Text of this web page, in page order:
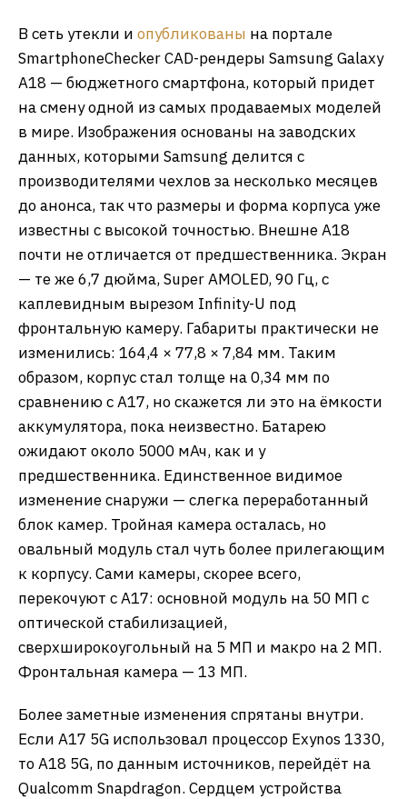
В сеть утекли и опубликованы на портале
SmartphoneChecker CAD-рендеры Samsung Galaxy
A18 — бюджетного смартфона, который придет
на смену одной из самых продаваемых моделей
в мире. Изображения основаны на заводских
данных, которыми Samsung делится с
производителями чехлов за несколько месяцев
до анонса, так что размеры и форма корпуса уже
известны с высокой точностью. Внешне A18
почти не отличается от предшественника. Экран
— те же 6,7 дюйма, Super AMOLED, 90 Гц, с
каплевидным вырезом Infinity-U под
фронтальную камеру. Габариты практически не
изменились: 164,4 × 77,8 × 7,84 мм. Таким
образом, корпус стал толще на 0,34 мм по
сравнению с A17, но скажется ли это на ёмкости
аккумулятора, пока неизвестно. Батарею
ожидают около 5000 мАч, как и у
предшественника. Единственное видимое
изменение снаружи — слегка переработанный
блок камер. Тройная камера осталась, но
овальный модуль стал чуть более прилегающим
к корпусу. Сами камеры, скорее всего,
перекочуют с A17: основной модуль на 50 МП с
оптической стабилизацией,
сверхширокоугольный на 5 МП и макро на 2 МП.
Фронтальная камера — 13 МП.
Более заметные изменения спрятаны внутри.
Если A17 5G использовал процессор Exynos 1330,
то A18 5G, по данным источников, перейдёт на
Qualcomm Snapdragon. Сердцем устройства